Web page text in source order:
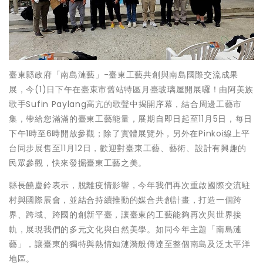
臺東縣政府「南島漣藝」-臺東工藝共創與南島國際交流成果
展，今(1)日下午在臺東市舊站特區月臺玻璃屋開展囉！由阿美族
歌手Sufin Paylang高亢的歌聲中揭開序幕，結合周邊工藝市
集，帶給您滿滿的臺東工藝能量，展期自即日起至11月5日，每日
下午1時至6時開放參觀；除了實體展覽外，另外在Pinkoi線上平
台同步展售至11月12日，歡迎對臺東工藝、藝術、設計有興趣的
民眾參觀，快來發掘臺東工藝之美。
縣長饒慶鈴表示，脫離疫情影響，今年我們再次重啟國際交流駐
村與國際展會，並結合持續推動的媒合共創計畫，打造一個跨
界、跨域、跨國的創新平臺，讓臺東的工藝能夠再次與世界接
軌，展現我們的多元文化與自然美學。如同今年主題「南島漣
藝」，讓臺東的獨特與熱情如漣漪般傳達至整個南島及泛太平洋
地區。